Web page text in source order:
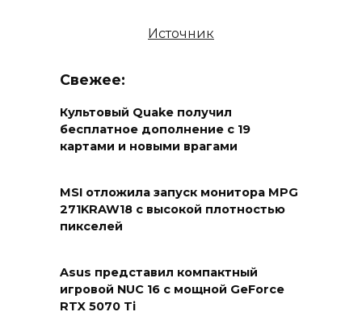
Источник
Свежее:
Культовый Quake получил
бесплатное дополнение с 19
картами и новыми врагами
MSI отложила запуск монитора MPG
271KRAW18 с высокой плотностью
пикселей
Asus представил компактный
игровой NUC 16 с мощной GeForce
RTX 5070 Ti